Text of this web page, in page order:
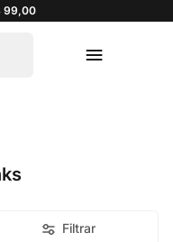
99,00
Filtrar